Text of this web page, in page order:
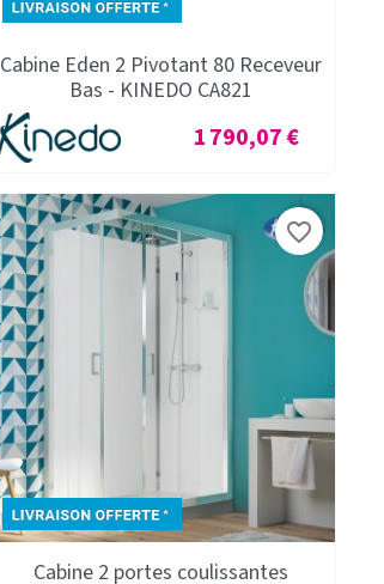
Cabine Eden 2 Pivotant 80 Receveur
Bas - KINEDO CA821
Prix
1 790,07 €
Cabine 2 portes coulissantes
favorite_border